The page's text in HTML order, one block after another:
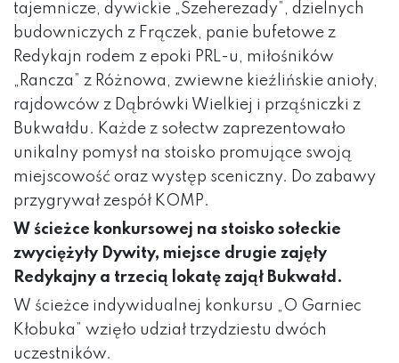
tajemnicze, dywickie „Szeherezady”, dzielnych
budowniczych z Frączek, panie bufetowe z
Redykajn rodem z epoki PRL-u, miłośników
„Rancza” z Różnowa, zwiewne kieźlińskie anioły,
rajdowców z Dąbrówki Wielkiej i prząśniczki z
Bukwałdu. Każde z sołectw zaprezentowało
unikalny pomysł na stoisko promujące swoją
miejscowość oraz występ sceniczny. Do zabawy
przygrywał zespół KOMP.
W ścieżce konkursowej na stoisko sołeckie
zwyciężyły Dywity, miejsce drugie zajęły
Redykajny a trzecią lokatę zajął Bukwałd.
W ścieżce indywidualnej konkursu „O Garniec
Kłobuka” wzięło udział trzydziestu dwóch
uczestników.